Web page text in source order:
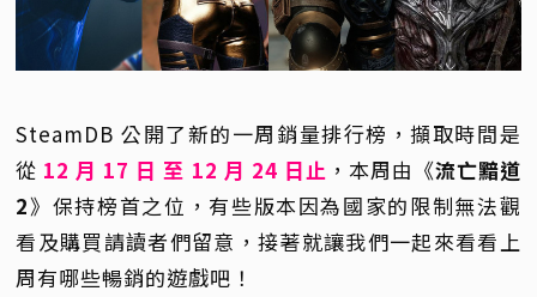
SteamDB 公開了新的一周銷量排行榜，擷取時間是
從 12 月 17 日 至 12 月 24 日止 ，本周由《流亡黯道
2》保持榜首之位，有些版本因為國家的限制無法觀
看及購買請讀者們留意，接著就讓我們一起來看看上
周有哪些暢銷的遊戲吧！